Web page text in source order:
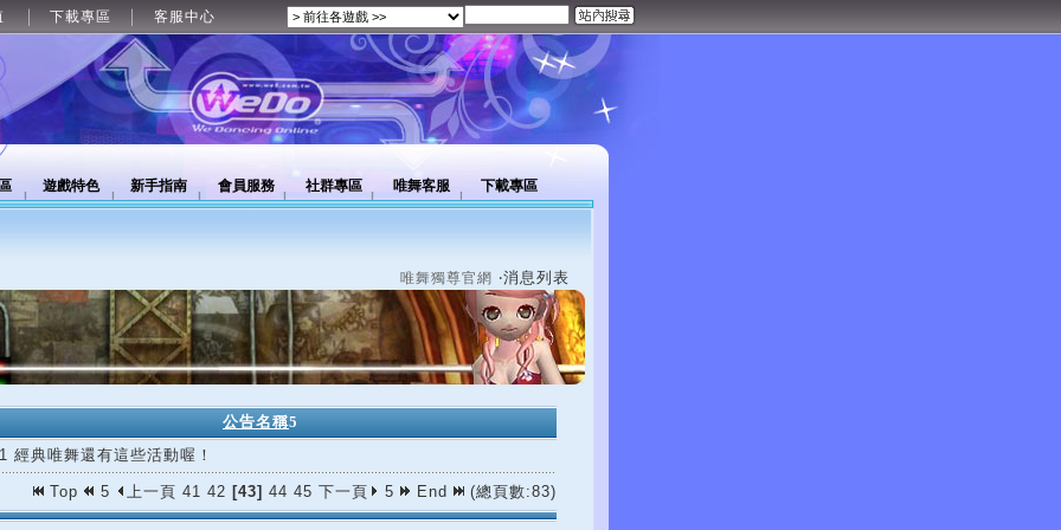
下載專區 客服中心
遊戲特色 新手指南 會員服務 社群專區 唯舞客服 下載專區
唯舞獨尊官網 ‧消息列表
公告名稱5
經典唯舞還有這些活動喔！
Top 5 上一頁 41 42 [43] 44 45 下一頁 5 End (總頁數:83)